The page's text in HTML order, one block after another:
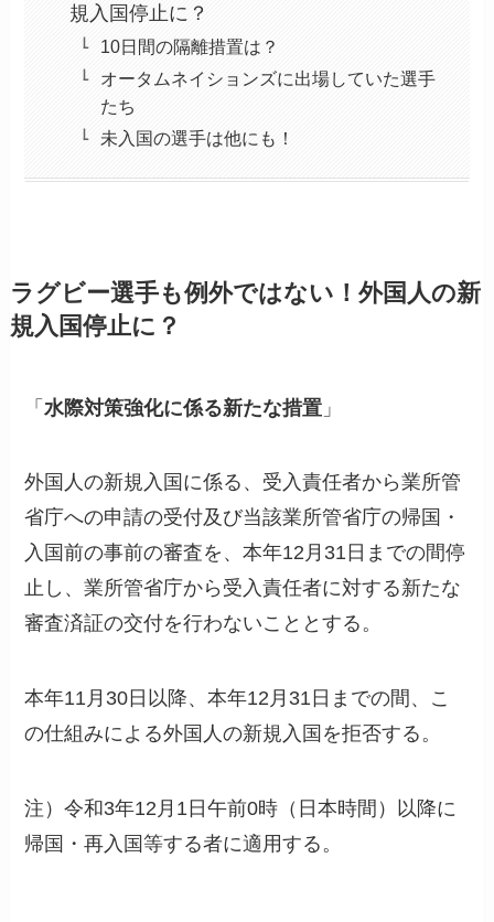
規入国停止に？
10日間の隔離措置は？
オータムネイションズに出場していた選手
たち
未入国の選手は他にも！
ラグビー選手も例外ではない！外国人の新
規入国停止に？
「 水際対策強化に係る新たな措置 」
外国人の新規入国に係る、受入責任者から業所管
省庁への申請の受付及び当該業所管省庁の帰国・
入国前の事前の審査を、本年12月31日までの間停
止し、業所管省庁から受入責任者に対する新たな
審査済証の交付を行わないこととする。
本年11月30日以降、本年12月31日までの間、こ
の仕組みによる外国人の新規入国を拒否する。
注）令和3年12月1日午前0時（日本時間）以降に
帰国・再入国等する者に適用する。